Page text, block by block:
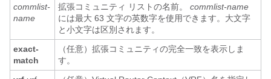
commlist-
name
拡張コミュニティ リストの名前。
commlist-name
には最大 63 文字の英数字を使用できます。大文字
と小文字は区別されます。
exact-
match
（任意）拡張コミュニティの完全一致を表示しま
す。